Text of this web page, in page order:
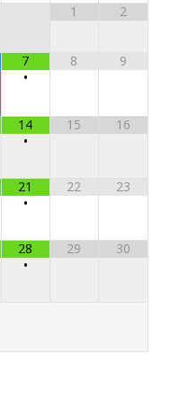
1
2
7
•
8 9
14
•
15 16
21
•
22 23
28
•
29 30